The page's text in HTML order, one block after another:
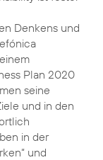
Denkens und
Plan 2020
seine
und in den
in der
und